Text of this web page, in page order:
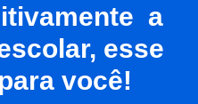
a
esse
você!